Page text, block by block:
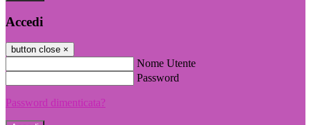
Accedi
button close ×
Nome Utente
Password
Password dimenticata?